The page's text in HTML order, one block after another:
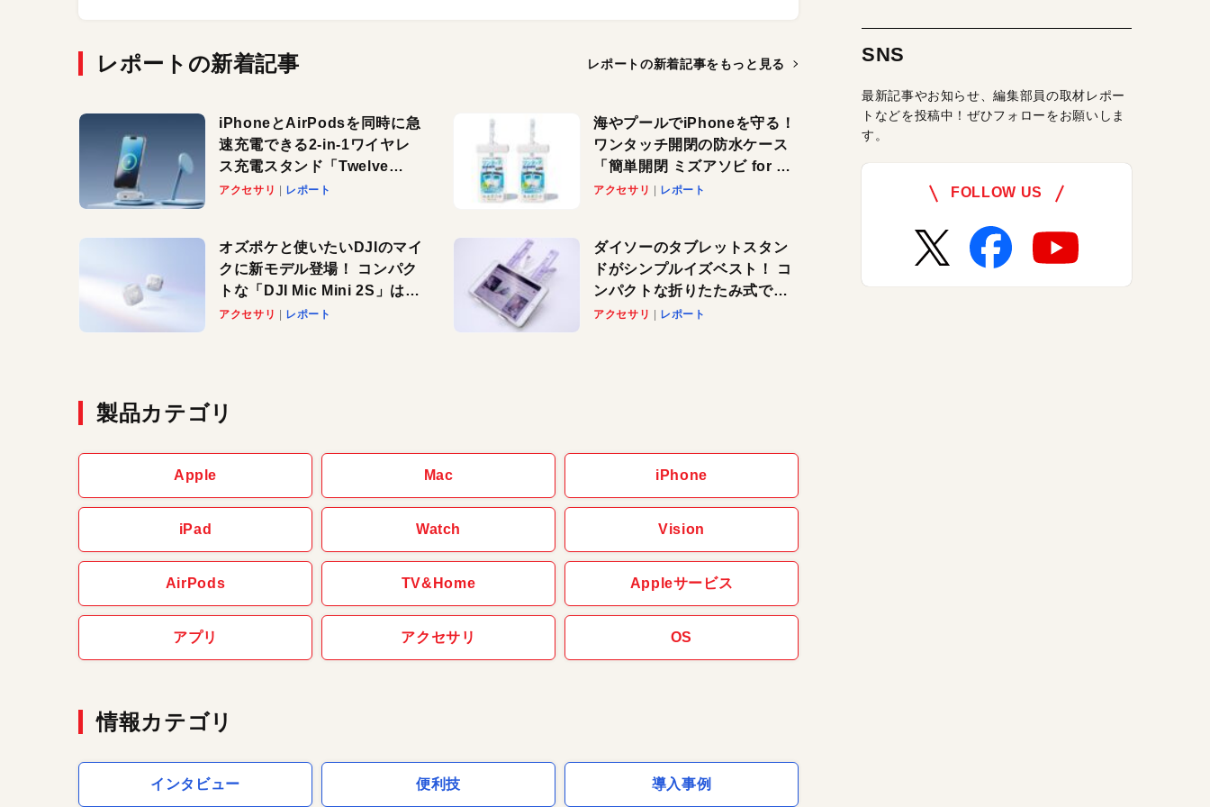
レポートの新着記事 レポートの新着記事をもっと見る
iPhoneとAirPodsを同時に急
速充電できる2-in-1ワイヤレ
ス充電スタンド「Twelve
South HiRise 2 Deluxe」が
アクセサリ レポート
海やプールでiPhoneを守る！
ワンタッチ開閉の防水ケース
「簡単開閉 ミズアソビ for ス
マホ」で夏のレジャーを満喫
アクセサリ レポート
オズポケと使いたいDJIのマイ
クに新モデル登場！ コンパク
トな「DJI Mic Mini 2S」はAI
ノイキャンも搭載。屋外でも
アクセサリ レポート
ダイソーのタブレットスタン
ドがシンプルイズベスト！ コ
ンパクトな折りたたみ式でノ
ートパソコンにも対応。カラ
アクセサリ レポート
製品カテゴリ
Apple Mac iPhone
iPad Watch Vision
AirPods TV&Home Appleサービス
アプリ アクセサリ OS
情報カテゴリ
インタビュー 便利技 導入事例
SNS
最新記事やお知らせ、編集部員の取材レポー
トなどを投稿中！ぜひフォローをお願いしま
す。
FOLLOW US